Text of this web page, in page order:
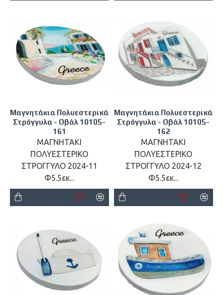
Μαγνητάκια Πολυεστερικά
Στρόγγυλα - Οβάλ 10105-
161
ΜΑΓΝΗΤΑΚΙ
ΠΟΛΥΕΣΤΕΡΙΚΟ
ΣΤΡΟΓΓΥΛΟ 2024-11
Φ5.5εκ...
Μαγνητάκια Πολυεστερικά
Στρόγγυλα - Οβάλ 10105-
162
ΜΑΓΝΗΤΑΚΙ
ΠΟΛΥΕΣΤΕΡΙΚΟ
ΣΤΡΟΓΓΥΛΟ 2024-12
Φ5.5εκ...